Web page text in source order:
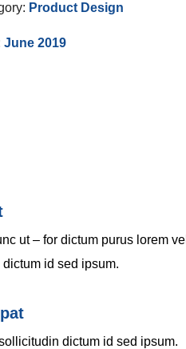
Product Design
June 2019
ut – for dictum purus lorem vel
id sed ipsum.
dictum id sed ipsum.